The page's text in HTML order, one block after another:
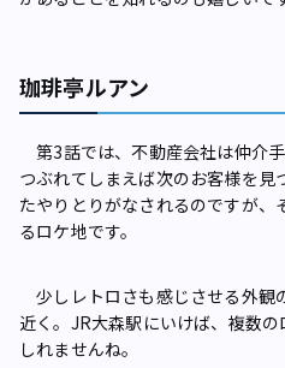
珈琲亭ルアン
第3話では、不動産会社は仲介
つぶれてしまえば次のお客様を見
たやりとりがなされるのですが
るロケ地です。
少しレトロさも感じさせる外観
近く。JR大森駅にいけば、複数
しれませんね。